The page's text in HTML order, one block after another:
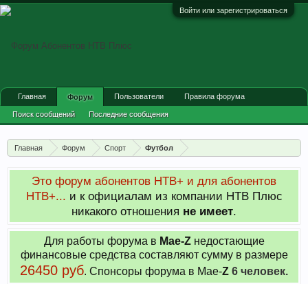
Войти или зарегистрироваться
Главная Форум Спорт Футбол
Это форум абонентов НТВ+ и для абонентов
НТВ+... и к официалам из компании НТВ Плюс
никакого отношения не имеет.
Для работы форума в Мае-Zнедостающие
финансовые средства составляют сумму в размере
26450 руб. Cпонсоры форума в Мае-Z 6 человек.
Главная Форум
Поиск сообщений Последние сообщения
Пользователи Правила форума